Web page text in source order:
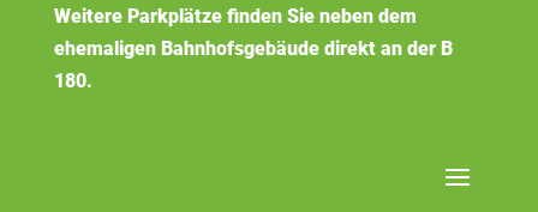
Weitere Parkplätze finden Sie neben dem
ehemaligen Bahnhofsgebäude direkt an der B
180.